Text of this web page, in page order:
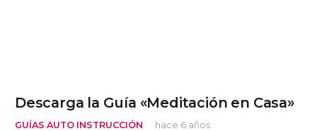
Descarga la Guía «Meditación en Casa»
GUÍAS AUTO INSTRUCCIÓN hace 6 años